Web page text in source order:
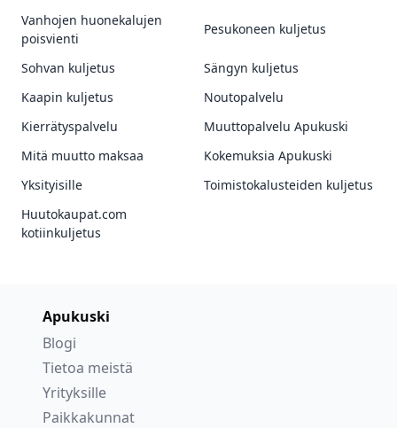
Vanhojen huonekalujen
poisvienti
Pesukoneen kuljetus
Sohvan kuljetus
Sängyn kuljetus
Kaapin kuljetus
Noutopalvelu
Kierrätyspalvelu
Muuttopalvelu Apukuski
Mitä muutto maksaa
Kokemuksia Apukuski
Yksityisille
Toimistokalusteiden kuljetus
Huutokaupat.com
kotiinkuljetus
Apukuski
Blogi
Tietoa meistä
Yrityksille
Paikkakunnat